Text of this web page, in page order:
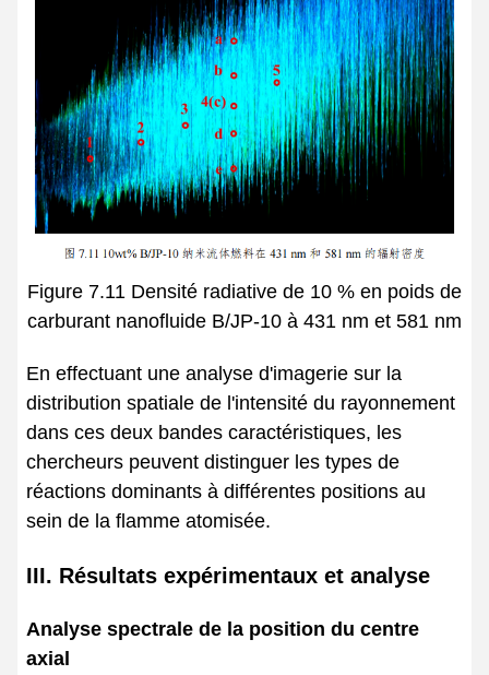
Figure 7.11 Densité radiative de 10 % en poids de
carburant nanofluide B/JP-10 à 431 nm et 581 nm
En effectuant une analyse d'imagerie sur la
distribution spatiale de l'intensité du rayonnement
dans ces deux bandes caractéristiques, les
chercheurs peuvent distinguer les types de
réactions dominants à différentes positions au
sein de la flamme atomisée.
III. Résultats expérimentaux et analyse
Analyse spectrale de la position du centre
axial